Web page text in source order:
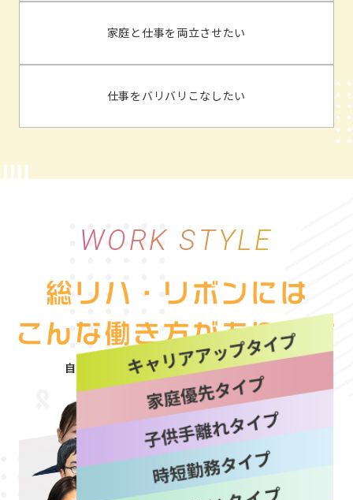
家庭と仕事を両立させたい
仕事をバリバリこなしたい
WORK STYLE
自分にぴったりな働き方を“選べる自由”
詳しく見る
詳しく見る
詳しく見る